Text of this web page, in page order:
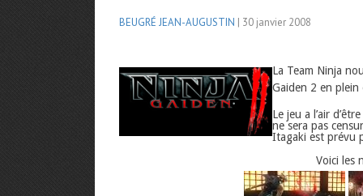
BEUGRÉ JEAN-AUGUSTIN | 30 janvier 2008
La Team Ninja
Gaiden 2 en plein
Le jeu a l’air
ne sera pas
Itagaki est prévu
Voici les